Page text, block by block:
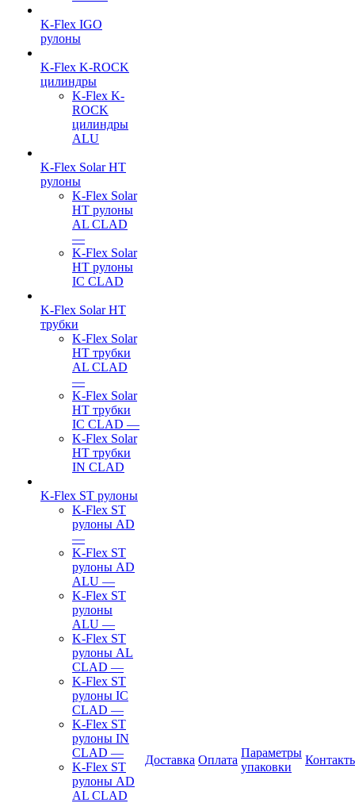
K-Flex IGO
рулоны
K-Flex K-ROCK
цилиндры
K-Flex K-
ROCK
цилиндры
ALU
K-Flex Solar HT
рулоны
K-Flex Solar
HT рулоны
AL CLAD
—
K-Flex Solar
HT рулоны
IC CLAD
K-Flex Solar HT
трубки
K-Flex Solar
HT трубки
AL CLAD
—
K-Flex Solar
HT трубки
IC CLAD —
K-Flex Solar
HT трубки
IN CLAD
K-Flex ST рулоны
K-Flex ST
рулоны AD
—
K-Flex ST
рулоны AD
ALU —
K-Flex ST
рулоны
ALU —
K-Flex ST
рулоны AL
CLAD —
K-Flex ST
рулоны IC
CLAD —
K-Flex ST
рулоны IN
CLAD —
K-Flex ST
рулоны AD
AL CLAD
Доставка Оплата
Параметры
упаковки